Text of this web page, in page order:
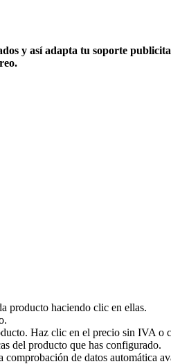
y así adapta tu soporte
producto haciendo clic en ellas.
Haz clic en el precio sin IVA o
del producto que has configurado.
de datos automática